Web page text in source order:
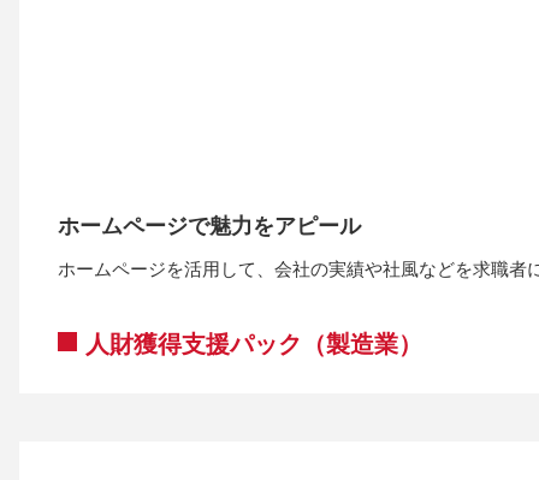
ホームページで魅力をアピール
ホームページを活用して、会社の実績や社風などを求職者
人財獲得支援パック（製造業）